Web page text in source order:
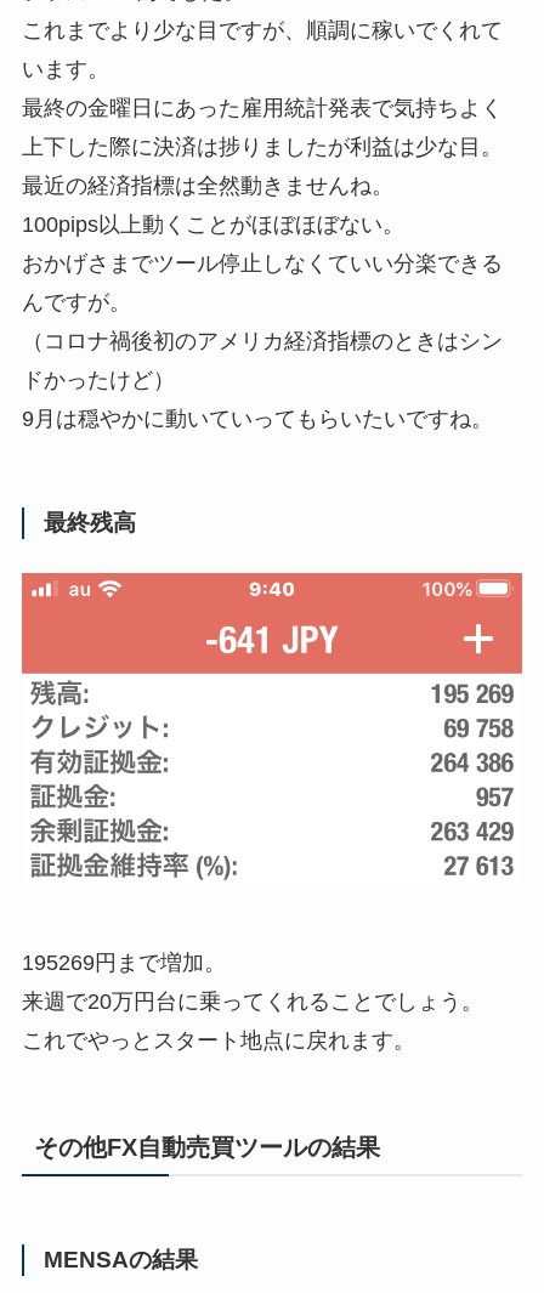
これまでより少な目ですが、順調に稼いでくれて
います。
最終の金曜日にあった雇用統計発表で気持ちよく
上下した際に決済は捗りましたが利益は少な目。
最近の経済指標は全然動きませんね。
100pips以上動くことがほぼほぼない。
おかげさまでツール停止しなくていい分楽できる
んですが。
（コロナ禍後初のアメリカ経済指標のときはシン
ドかったけど）
9月は穏やかに動いていってもらいたいですね。
最終残高
195269円まで増加。
来週で20万円台に乗ってくれることでしょう。
これでやっとスタート地点に戻れます。
その他FX自動売買ツールの結果
MENSAの結果